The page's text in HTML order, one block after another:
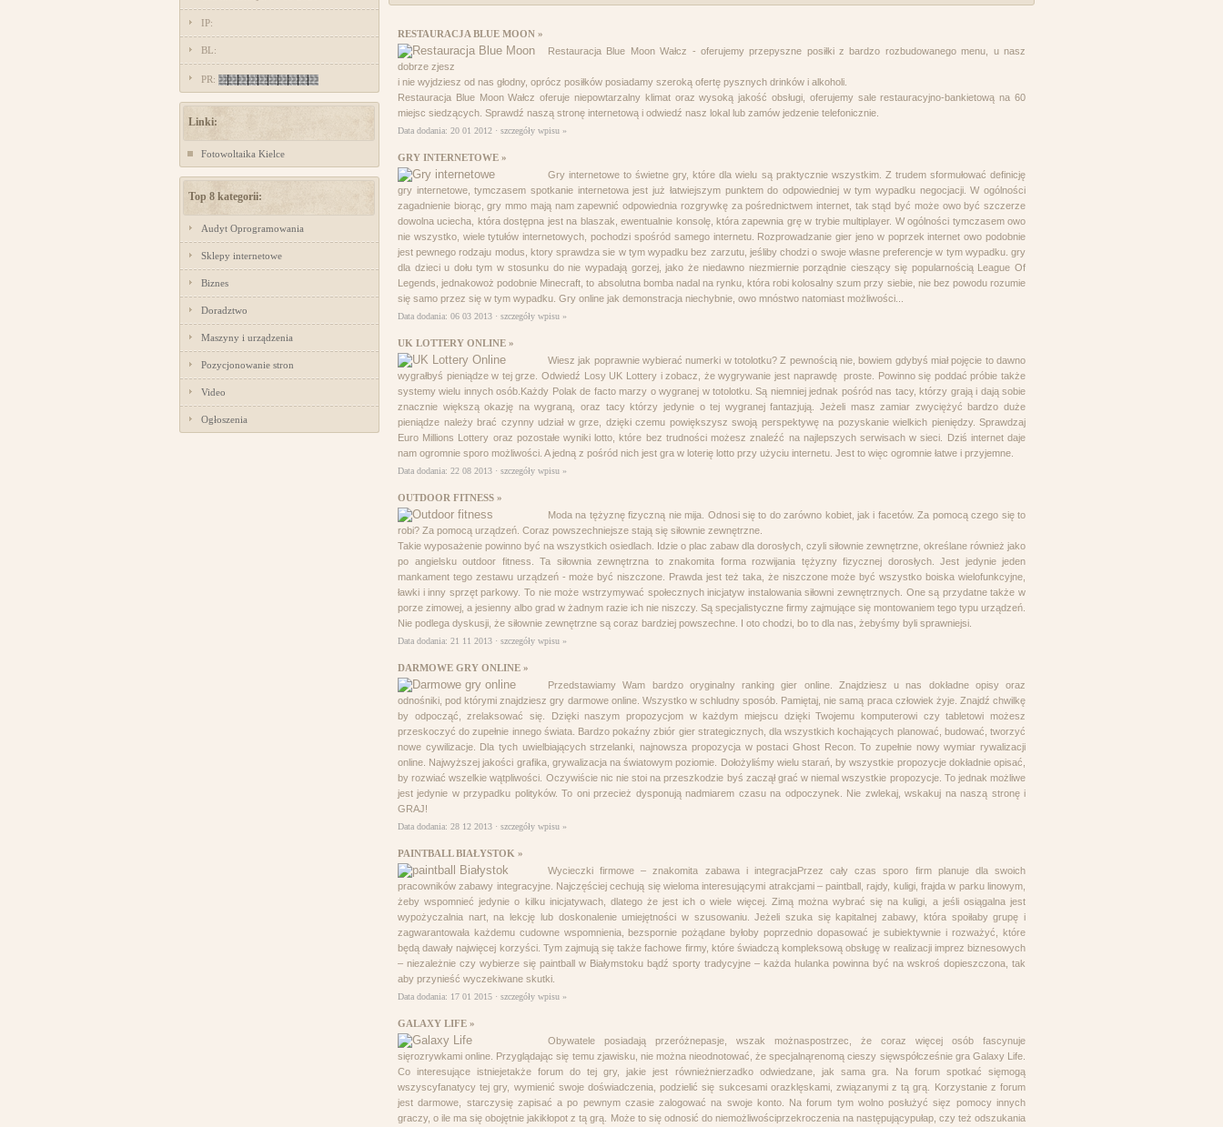
IP:
BL:
PR:
Linki:
Fotowoltaika Kielce
Top 8 kategorii:
Audyt Oprogramowania
Sklepy internetowe
Biznes
Doradztwo
Maszyny i urządzenia
Pozycjonowanie stron
Video
Ogłoszenia
RESTAURACJA BLUE MOON »
Restauracja Blue Moon Wałcz - oferujemy przepyszne posiłki z bardzo rozbudowanego menu, u nasz
dobrze zjesz
i nie wyjdziesz od nas głodny, oprócz posiłków posiadamy szeroką ofertę pysznych drinków i alkoholi.
Restauracja Blue Moon Wałcz oferuje niepowtarzalny klimat oraz wysoką jakość obsługi, oferujemy sale restauracyjno-bankietową na 60
miejsc siedzących. Sprawdź naszą stronę internetową i odwiedź nasz lokal lub zamów jedzenie telefonicznie.
Data dodania: 20 01 2012 · szczegóły wpisu »
GRY INTERNETOWE »
Gry internetowe to świetne gry, które dla wielu są praktycznie wszystkim. Z trudem sformułować definicję
gry internetowe, tymczasem spotkanie internetowa jest już łatwiejszym punktem do odpowiedniej w tym wypadku negocjacji. W ogólności
zagadnienie biorąc, gry mmo mają nam zapewnić odpowiednia rozgrywkę za pośrednictwem internet, tak stąd być może owo być szczerze
dowolna uciecha, która dostępna jest na blaszak, ewentualnie konsolę, która zapewnia grę w trybie multiplayer. W ogólności tymczasem owo
nie wszystko, wiele tytułów internetowych, pochodzi spośród samego internetu. Rozprowadzanie gier jeno w poprzek internet owo podobnie
jest pewnego rodzaju modus, ktory sprawdza sie w tym wypadku bez zarzutu, jeśliby chodzi o swoje własne preferencje w tym wypadku. gry
dla dzieci u dołu tym w stosunku do nie wypadają gorzej, jako że niedawno niezmiernie porządnie cieszący się popularnością League Of
Legends, jednakowoż podobnie Minecraft, to absolutna bomba nadal na rynku, która robi kolosalny szum przy siebie, nie bez powodu rozumie
się samo przez się w tym wypadku. Gry online jak demonstracja niechybnie, owo mnóstwo natomiast możliwości...
Data dodania: 06 03 2013 · szczegóły wpisu »
UK LOTTERY ONLINE »
Wiesz jak poprawnie wybierać numerki w totolotku? Z pewnością nie, bowiem gdybyś miał pojęcie to dawno
wygrałbyś pieniądze w tej grze. Odwiedź Losy UK Lottery i zobacz, że wygrywanie jest naprawdę proste. Powinno się poddać próbie także
systemy wielu innych osób.Każdy Polak de facto marzy o wygranej w totolotku. Są niemniej jednak pośród nas tacy, którzy grają i dają sobie
znacznie większą okazję na wygraną, oraz tacy którzy jedynie o tej wygranej fantazjują. Jeżeli masz zamiar zwyciężyć bardzo duże
pieniądze należy brać czynny udział w grze, dzięki czemu powiększysz swoją perspektywę na pozyskanie wielkich pieniędzy. Sprawdzaj
Euro Millions Lottery oraz pozostałe wyniki lotto, które bez trudności możesz znaleźć na najlepszych serwisach w sieci. Dziś internet daje
nam ogromnie sporo możliwości. A jedną z pośród nich jest gra w loterię lotto przy użyciu internetu. Jest to więc ogromnie łatwe i przyjemne.
Data dodania: 22 08 2013 · szczegóły wpisu »
OUTDOOR FITNESS »
Moda na tężyznę fizyczną nie mija. Odnosi się to do zarówno kobiet, jak i facetów. Za pomocą czego się to
robi? Za pomocą urządzeń. Coraz powszechniejsze stają się siłownie zewnętrzne.
Takie wyposażenie powinno być na wszystkich osiedlach. Idzie o plac zabaw dla dorosłych, czyli siłownie zewnętrzne, określane również jako
po angielsku outdoor fitness. Ta siłownia zewnętrzna to znakomita forma rozwijania tężyzny fizycznej dorosłych. Jest jedynie jeden
mankament tego zestawu urządzeń - może być niszczone. Prawda jest też taka, że niszczone może być wszystko boiska wielofunkcyjne,
ławki i inny sprzęt parkowy. To nie może wstrzymywać społecznych inicjatyw instalowania siłowni zewnętrznych. One są przydatne także w
porze zimowej, a jesienny albo grad w żadnym razie ich nie niszczy. Są specjalistyczne firmy zajmujące się montowaniem tego typu urządzeń.
Nie podlega dyskusji, że siłownie zewnętrzne są coraz bardziej powszechne. I oto chodzi, bo to dla nas, żebyśmy byli sprawniejsi.
Data dodania: 21 11 2013 · szczegóły wpisu »
DARMOWE GRY ONLINE »
Przedstawiamy Wam bardzo oryginalny ranking gier online. Znajdziesz u nas dokładne opisy oraz
odnośniki, pod którymi znajdziesz gry darmowe online. Wszystko w schludny sposób. Pamiętaj, nie samą praca człowiek żyje. Znajdź chwilkę
by odpocząć, zrelaksować się. Dzięki naszym propozycjom w każdym miejscu dzięki Twojemu komputerowi czy tabletowi możesz
przeskoczyć do zupełnie innego świata. Bardzo pokaźny zbiór gier strategicznych, dla wszystkich kochających planować, budować, tworzyć
nowe cywilizacje. Dla tych uwielbiających strzelanki, najnowsza propozycja w postaci Ghost Recon. To zupełnie nowy wymiar rywalizacji
online. Najwyższej jakości grafika, grywalizacja na światowym poziomie. Dołożyliśmy wielu starań, by wszystkie propozycje dokładnie opisać,
by rozwiać wszelkie wątpliwości. Oczywiście nic nie stoi na przeszkodzie byś zaczął grać w niemal wszystkie propozycje. To jednak możliwe
jest jedynie w przypadku polityków. To oni przecież dysponują nadmiarem czasu na odpoczynek. Nie zwlekaj, wskakuj na naszą stronę i
GRAJ!
Data dodania: 28 12 2013 · szczegóły wpisu »
PAINTBALL BIAŁYSTOK »
Wycieczki firmowe – znakomita zabawa i integracjaPrzez cały czas sporo firm planuje dla swoich
pracowników zabawy integracyjne. Najczęściej cechują się wieloma interesującymi atrakcjami – paintball, rajdy, kuligi, frajda w parku linowym,
żeby wspomnieć jedynie o kilku inicjatywach, dlatego że jest ich o wiele więcej. Zimą można wybrać się na kuligi, a jeśli osiągalna jest
wypożyczalnia nart, na lekcję lub doskonalenie umiejętności w szusowaniu. Jeżeli szuka się kapitalnej zabawy, która spoiłaby grupę i
zagwarantowała każdemu cudowne wspomnienia, bezspornie pożądane byłoby poprzednio dopasować je subiektywnie i rozważyć, które
będą dawały najwięcej korzyści. Tym zajmują się także fachowe firmy, które świadczą kompleksową obsługę w realizacji imprez biznesowych
– niezależnie czy wybierze się paintball w Białymstoku bądź sporty tradycyjne – każda hulanka powinna być na wskroś dopieszczona, tak
aby przynieść wyczekiwane skutki.
Data dodania: 17 01 2015 · szczegóły wpisu »
GALAXY LIFE »
Obywatele posiadają przeróżnepasje, wszak możnaspostrzec, że coraz więcej osób fascynuje
sięrozrywkami online. Przyglądając się temu zjawisku, nie można nieodnotować, że specjalnąrenomą cieszy sięwspółcześnie gra Galaxy Life.
Co interesujące istniejetakże forum do tej gry, jakie jest równieżnierzadko odwiedzane, jak sama gra. Na forum spotkać sięmogą
wszyscyfanatycy tej gry, wymienić swoje doświadczenia, podzielić się sukcesami orazklęskami, związanymi z tą grą. Korzystanie z forum
jest darmowe, starczysię zapisać a po pewnym czasie zalogować na swoje konto. Na forum tym wolno posłużyć sięz pomocy innych
graczy, o ile ma się obojętnie jakikłopot z tą grą. Może to się odnosić do niemożliwościprzekroczenia na następującypułap, czy też odszukania